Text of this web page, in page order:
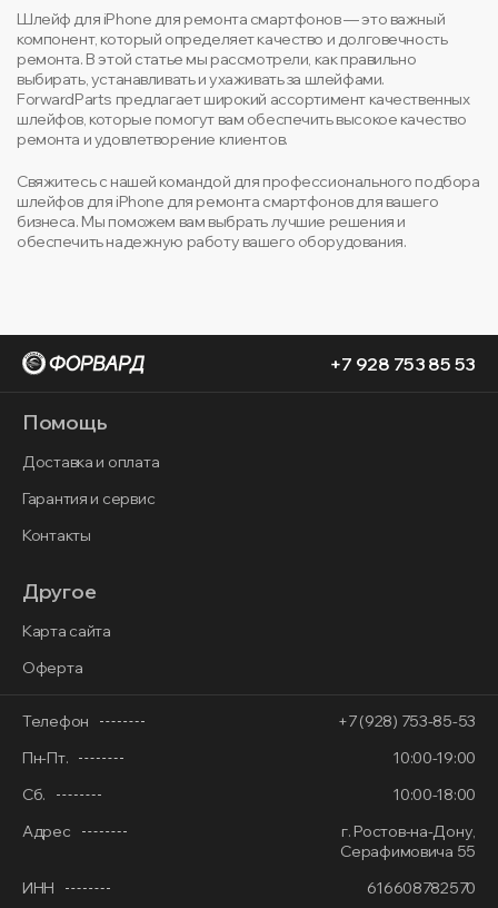
Шлейф для iPhone для ремонта смартфонов — это важный
компонент, который определяет качество и долговечность
ремонта. В этой статье мы рассмотрели, как правильно
выбирать, устанавливать и ухаживать за шлейфами.
ForwardParts предлагает широкий ассортимент качественных
шлейфов, которые помогут вам обеспечить высокое качество
ремонта и удовлетворение клиентов.
Свяжитесь с нашей командой для профессионального подбора
шлейфов для iPhone для ремонта смартфонов для вашего
бизнеса. Мы поможем вам выбрать лучшие решения и
обеспечить надежную работу вашего оборудования.
+7 928 753 85 53
Помощь
Доставка и оплата
Гарантия и сервис
Контакты
Другое
Карта сайта
Оферта
Телефон
+7 (928) 753-85-53
Пн-Пт.
10:00-19:00
Сб.
10:00-18:00
Адрес
г. Ростов-на-Дону,
Серафимовича 55
ИНН
616608782570